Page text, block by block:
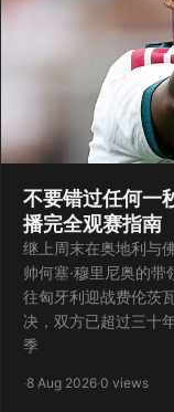
不要错过任何一
播完全观赛指南
继上周末在奥地利与
帅何塞·穆里尼奥的
往匈牙利迎战费伦茨
决，双方已超过三
季
·8 Aug 2026·0 views